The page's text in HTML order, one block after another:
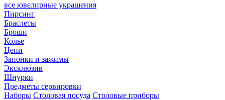
все ювелирные украшения
Пирсинг
Браслеты
Броши
Колье
Цепи
Запонки и зажимы
Эксклюзив
Шнурки
Предметы сервировки
Наборы Столовая посуда Столовые приборы